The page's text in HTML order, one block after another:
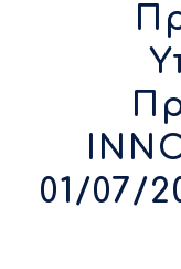
01/07/